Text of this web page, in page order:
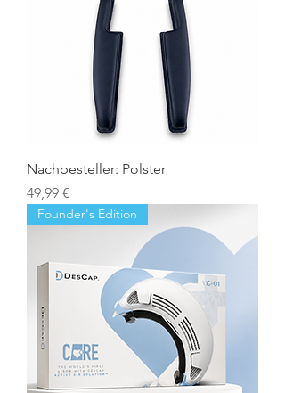
Nachbesteller: Polster
Preis
49,99 €
Founder's Edition